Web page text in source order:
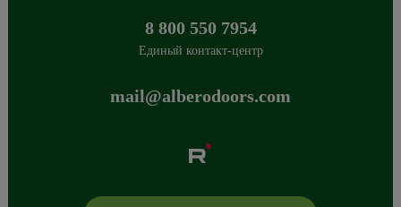
8 800 550 7954
Единый контакт-центр
mail@alberodoors.com
+7 800 765 43 42,mail@alberodoors.com